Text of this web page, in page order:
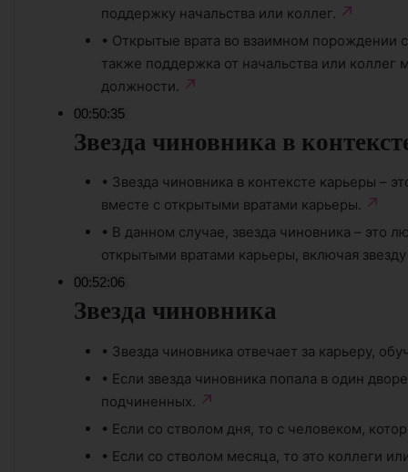
поддержку начальства или коллег.
• Открытые врата во взаимном порождении
также поддержка от начальства или
должности.
00:50:35
Звезда чиновника в
• Звезда чиновника в контексте карьеры –
вместе с открытыми вратами карьеры.
• В данном случае, звезда чиновника – это
открытыми вратами карьеры, включая звезду
00:52:06
Звезда чиновника
• Звезда чиновника отвечает за карьеру,
• Если звезда чиновника попала в один
подчиненных.
• Если со стволом дня, то с человеком,
• Если со стволом месяца, то это коллеги